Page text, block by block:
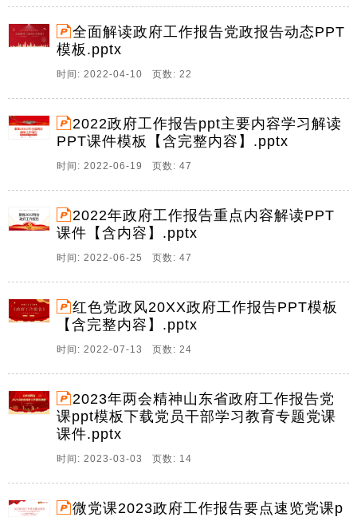
面对复杂严峻的国内外形势和和诸多。
7、中天文库网，祝您事业如日中天 中天文库网，祝您
事业如日中天 热议政府工作报告：坚定信念凝聚共识锐
意前行热议政府工作报告：坚定信念凝聚共识锐意前行
8、中天文库网，祝您事业如日中天 中天文库网，祝您
事业如日中天 从述职报告中读懂初心使命从述职报告中
读懂初心使命 近日，今年的政府工作报告全文公布，报
告全文客观描述了 202021 年全国经济社会取得的巨大
成就，细致谋划了 2022 年主要任务。
9、中天文库网，祝您事业如日中天 中天文库网，祝您
事业如日中天 20222022 年政府工作报告学习心得体会
院总理李克强作政府工作报告。报告。
10、中天文库网，祝您事业如日中天 中天文库网，祝您
事业如日中天 深耕民生实事深耕民生实事 为幸福画卷增
添亮丽色彩为幸福画卷增添亮丽色彩 今年的政府工作报
告中，民生幸福新画卷依旧把人民放在最高位置，把人
民对美好生活的向往作为奋斗目标。这为我们感受。
11、中天文库网，祝您事业如日中天 中天文库网，祝您
事业如日中天 20222022 国家政府工作报告心得体会国
告是实事求是的： 一是文风朴素，比如。
全面解读政府工作报告党政报告动态PPT
模板.pptx
时间: 2022-04-10 页数: 22
2022政府工作报告ppt主要内容学习解读
PPT课件模板【含完整内容】.pptx
时间: 2022-06-19 页数: 47
2022年政府工作报告重点内容解读PPT
课件【含内容】.pptx
时间: 2022-06-25 页数: 47
红色党政风20XX政府工作报告PPT模板
【含完整内容】.pptx
时间: 2022-07-13 页数: 24
2023年两会精神山东省政府工作报告党
课ppt模板下载党员干部学习教育专题党课
课件.pptx
时间: 2023-03-03 页数: 14
微党课2023政府工作报告要点速览党课p